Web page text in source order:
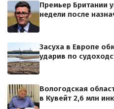
Премьер Британии
недели после
Засуха в Европе
ударив по
Вологодская
в Кувейт 2,6 млн